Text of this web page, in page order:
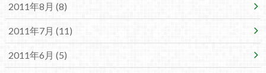
2011年8月 (8)
2011年7月 (11)
2011年6月 (5)